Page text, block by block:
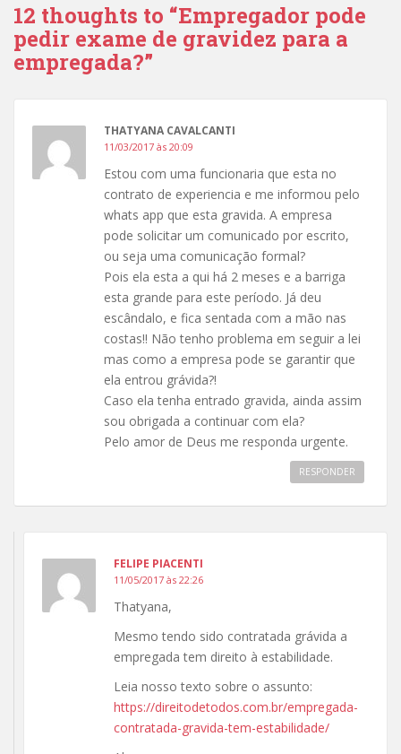
12 thoughts to “Empregador pode
pedir exame de gravidez para a
empregada?”
THATYANA CAVALCANTI
11/03/2017 às 20:09
Estou com uma funcionaria que esta no
contrato de experiencia e me informou pelo
whats app que esta gravida. A empresa
pode solicitar um comunicado por escrito,
ou seja uma comunicação formal?
Pois ela esta a qui há 2 meses e a barriga
esta grande para este período. Já deu
escândalo, e fica sentada com a mão nas
costas!! Não tenho problema em seguir a lei
mas como a empresa pode se garantir que
ela entrou grávida?!
Caso ela tenha entrado gravida, ainda assim
sou obrigada a continuar com ela?
Pelo amor de Deus me responda urgente.
RESPONDER
FELIPE PIACENTI
11/05/2017 às 22:26
Thatyana,
Mesmo tendo sido contratada grávida a
empregada tem direito à estabilidade.
Leia nosso texto sobre o assunto:
https://direitodetodos.com.br/empregada-
contratada-gravida-tem-estabilidade/